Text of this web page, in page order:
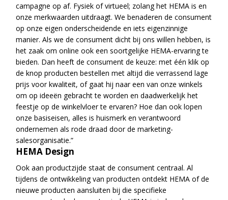
campagne op af. Fysiek of virtueel; zolang het HEMA is en
onze merkwaarden uitdraagt. We benaderen de consument
op onze eigen onderscheidende en iets eigenzinnige
manier. Als we de consument dicht bij ons willen hebben, is
het zaak om online ook een soortgelijke HEMA-ervaring te
bieden. Dan heeft de consument de keuze: met één klik op
de knop producten bestellen met altijd die verrassend lage
prijs voor kwaliteit, of gaat hij naar een van onze winkels
om op ideeën gebracht te worden en daadwerkelijk het
feestje op de winkelvloer te ervaren? Hoe dan ook lopen
onze basiseisen, alles is huismerk en verantwoord
ondernemen als rode draad door de marketing-
salesorganisatie.”
HEMA Design
Ook aan productzijde staat de consument centraal. Al
tijdens de ontwikkeling van producten ontdekt HEMA of de
nieuwe producten aansluiten bij die specifieke